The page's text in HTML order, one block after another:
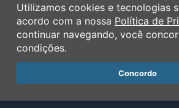
Termos de Uso
Política de Privacidade
Ferramentas
Contato
Utilizamos cookies e tecnologias
acordo com a nossa Política de
continuar navegando, você
condições.
Concordo